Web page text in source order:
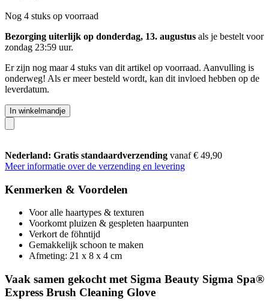
Nog 4 stuks op voorraad
Bezorging uiterlijk op donderdag, 13. augustus als je bestelt voor
zondag 23:59 uur.
Er zijn nog maar 4 stuks van dit artikel op voorraad. Aanvulling is
onderweg! Als er meer besteld wordt, kan dit invloed hebben op de
leverdatum.
In winkelmandje
Nederland: Gratis standaardverzending vanaf € 49,90
Meer informatie over de verzending en levering
Kenmerken & Voordelen
Voor alle haartypes & texturen
Voorkomt pluizen & gespleten haarpunten
Verkort de föhntijd
Gemakkelijk schoon te maken
Afmeting: 21 x 8 x 4 cm
Vaak samen gekocht met Sigma Beauty Sigma Spa®
Express Brush Cleaning Glove